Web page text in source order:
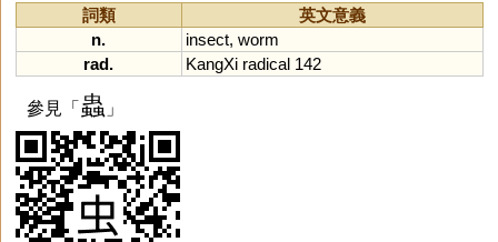
詞類
英文意義
n.
insect, worm
rad.
KangXi radical 142
參見「 蟲 」